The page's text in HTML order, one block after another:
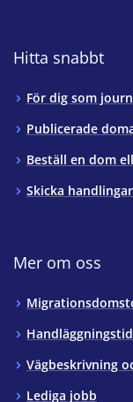
Hitta snabbt
För dig som
Publicerade
Beställ en dom
Skicka
Mer om oss
Vägbeskrivning
Lediga jobb